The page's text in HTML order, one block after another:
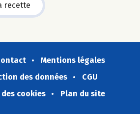
recette
Mentions légales
des données
CGU
cookies
Plan du site